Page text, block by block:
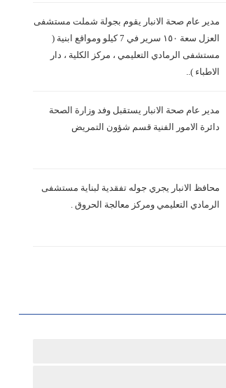
مدير عام صحة الانبار يقوم بجولة شملت مستشفى
العزل سعة ١٥٠ سرير في 7 كيلو ومواقع ابنية (
مستشفى الرمادي التعليمي ، مركز الكلية ، دار
الاطباء )..
مدير عام صحة الانبار يستقبل وفد وزارة الصحة
دائرة الامور الفنية قسم شؤون التمريض
محافظ الانبار يجري جوله تفقدية لبناية مستشفى
الرمادي التعليمي ومركز معالجة الحروق .